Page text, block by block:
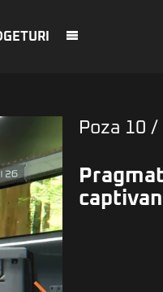
Poza 10 /